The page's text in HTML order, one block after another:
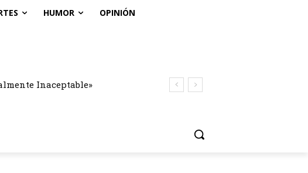
HUMOR OPINIÓN
Inaceptable»